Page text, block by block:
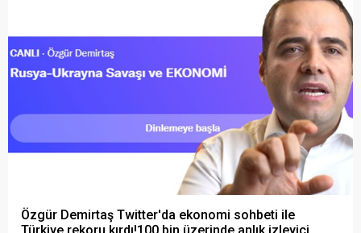
Özgür Demirtaş Twitter'da ekonomi sohbeti ile